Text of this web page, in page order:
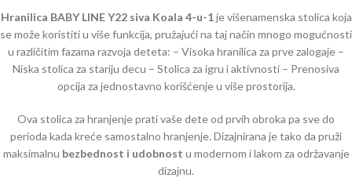
Hranilica BABY LINE Y22 siva Koala 4-u-1je višenamenska stolica koja
se može koristiti u više funkcija, pružajući na taj način mnogo mogućnosti
u različitim fazama razvoja deteta: – Visoka hranilica za prve zalogaje –
Niska stolica za stariju decu – Stolica za igru i aktivnosti – Prenosiva
opcija za jednostavno korišćenje u više prostorija.
Ova stolica za hranjenje prati vaše dete od prvih obroka pa sve do
perioda kada kreće samostalno hranjenje. Dizajnirana je tako da pruži
maksimalnu bezbednost i udobnost u modernom i lakom za održavanje
dizajnu.